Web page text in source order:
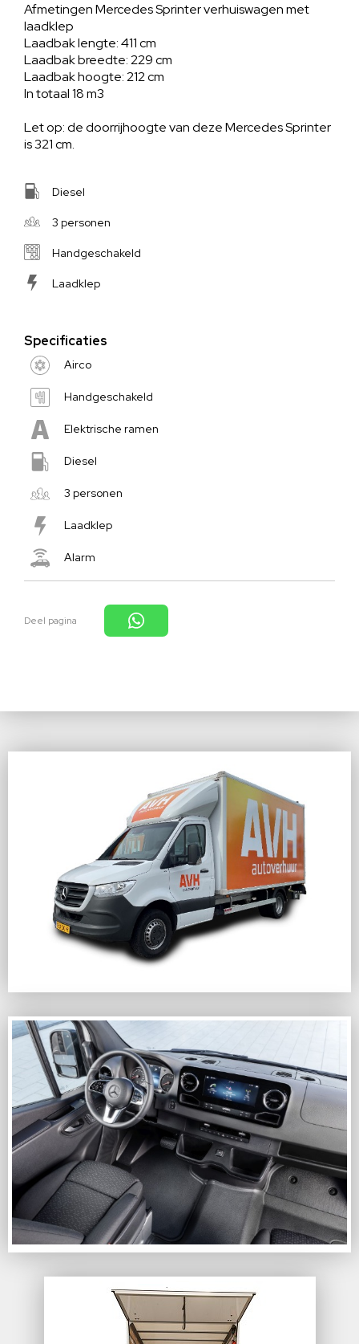
Afmetingen Mercedes Sprinter verhuiswagen met
laadklep
Laadbak lengte: 411 cm
Laadbak breedte: 229 cm
Laadbak hoogte: 212 cm
In totaal 18 m3
Let op: de doorrijhoogte van deze Mercedes Sprinter
is 321 cm.
Diesel
3 personen
Handgeschakeld
Laadklep
Specificaties
Airco
Handgeschakeld
Elektrische ramen
Diesel
3 personen
Laadklep
Alarm
Deel pagina